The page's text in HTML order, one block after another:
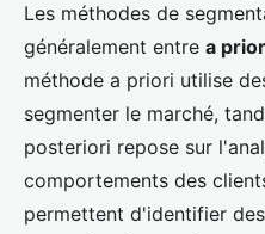
Les méthodes de
généralement entre a
méthode a priori utilise
segmenter le marché,
posteriori repose sur
comportements des
permettent d'identifier